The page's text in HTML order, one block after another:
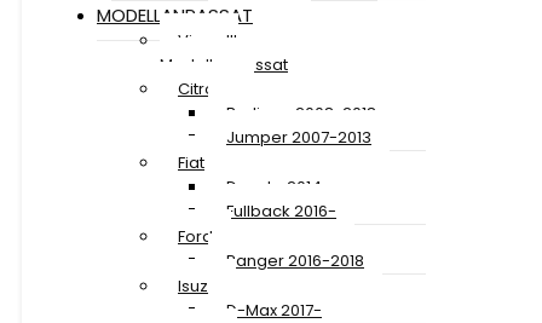
MODELLANPASSAT
Visa allt
Modellanpassat
Citroen
Berlingo 2008-2018
Jumper 2007-2013
Fiat
Ducato 2014-
Fullback 2016-
Ford
Ranger 2016-2018
Isuzu
D-Max 2017-